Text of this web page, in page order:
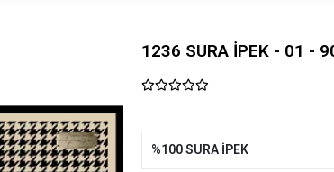
1236 SURA İPEK - 01 -
%100 SURA İPEK